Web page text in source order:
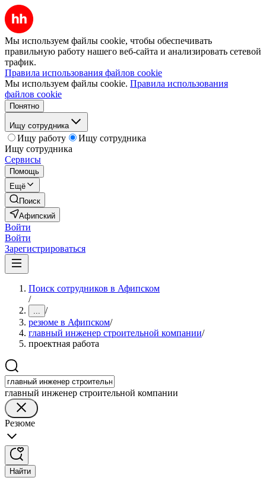
Мы используем файлы cookie, чтобы обеспечивать
правильную работу нашего веб-сайта и анализировать сетевой
трафик.
Правила использования файлов cookie
Мы используем файлы cookie. Правила использования
файлов cookie
Понятно
Ищу сотрудника
Ищу работу
Ищу сотрудника
Ищу сотрудника
Сервисы
Помощь
Ещё
Поиск
Афипский
Войти
Войти
Зарегистрироваться
Поиск сотрудников в Афипском
/
... /
резюме в Афипском/
главный инженер строительной компании/
проектная работа
главный инженер строительной компании
Резюме
Найти